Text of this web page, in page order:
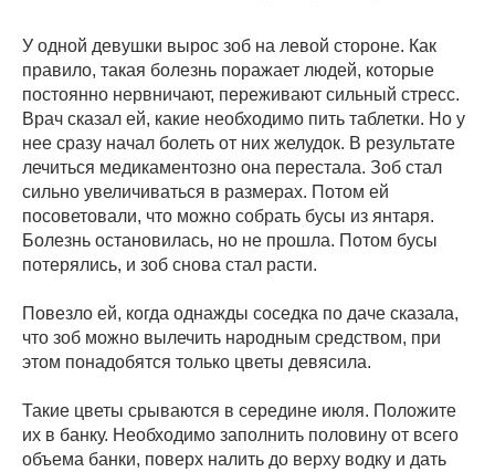
У одной девушки вырос зоб на левой стороне. Как
правило, такая болезнь поражает людей, которые
постоянно нервничают, переживают сильный стресс.
Врач сказал ей, какие необходимо пить таблетки. Но у
нее сразу начал болеть от них желудок. В результате
лечиться медикаментозно она перестала. Зоб стал
сильно увеличиваться в размерах. Потом ей
посоветовали, что можно собрать бусы из янтаря.
Болезнь остановилась, но не прошла. Потом бусы
потерялись, и зоб снова стал расти.
Повезло ей, когда однажды соседка по даче сказала,
что зоб можно вылечить народным средством, при
этом понадобятся только цветы девясила.
Такие цветы срываются в середине июля. Положите
их в банку. Необходимо заполнить половину от всего
объема банки, поверх налить до верху водку и дать